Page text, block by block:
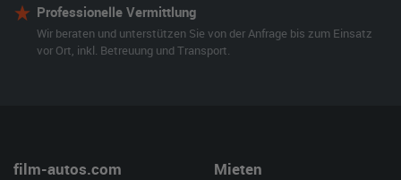
Professionelle Vermittlung
Wir beraten und unterstützen Sie von der Anfrage bis zum Einsatz
vor Ort, inkl. Betreuung und Transport.
film-autos.com Mieten